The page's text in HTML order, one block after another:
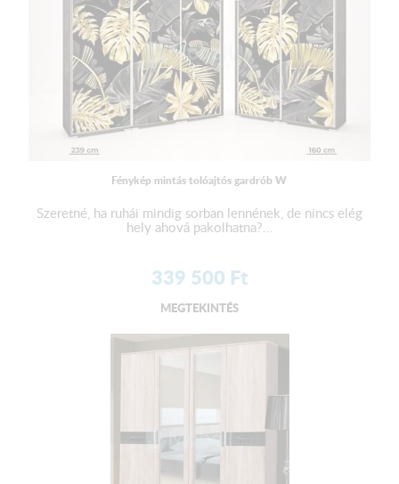
Fénykép mintás tolóajtós gardrób W
Szeretné, ha ruhái mindig sorban lennének, de nincs elég
hely ahová pakolhatna?...
339 500 Ft
MEGTEKINTÉS